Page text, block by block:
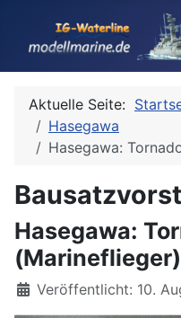
Aktuelle Seite:
Hasegawa
Hasegawa:
Hasegawa:
Details
Veröffentlicht: 10.